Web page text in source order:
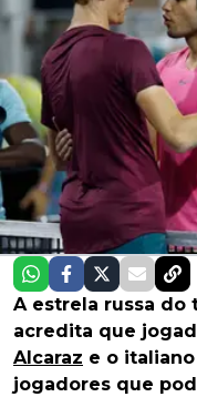
A estrela russa do
acredita que
Alcaraz e o italiano
jogadores que